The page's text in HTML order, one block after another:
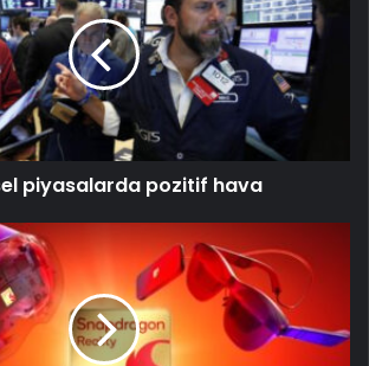
piyasalarda pozitif hava